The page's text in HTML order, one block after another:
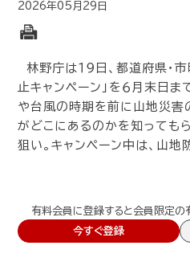
2026年05月29日
林野庁は１９日、都道府県・
止キャンペーン」を６月末日
や台風の時期を前に山地災害
がどこにあるのかを知っても
狙い。キャンペーン中は、山地
有料会員に登録すると会員限定の
今すぐ登録